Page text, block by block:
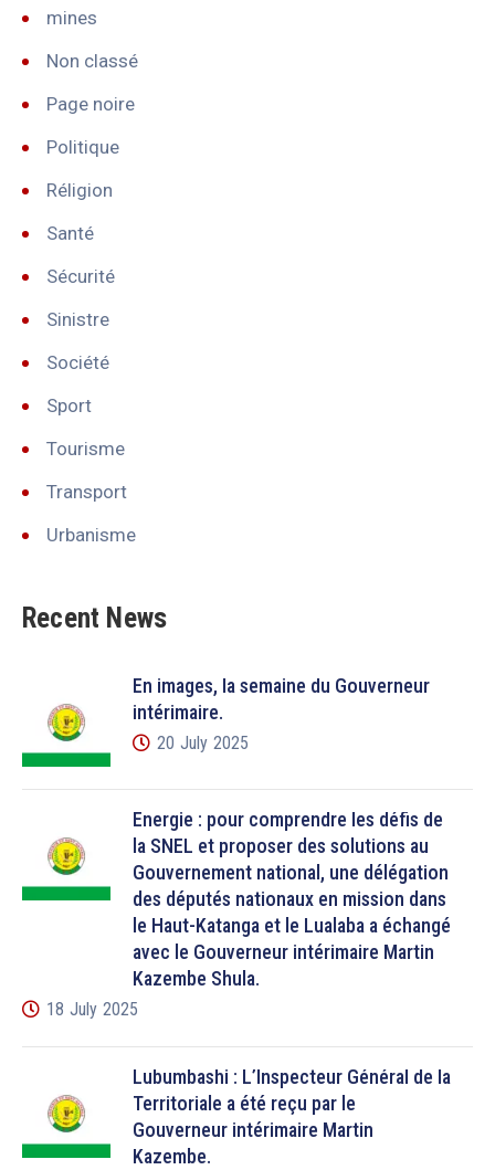
mines
Non classé
Page noire
Politique
Réligion
Santé
Sécurité
Sinistre
Société
Sport
Tourisme
Transport
Urbanisme
Recent News
En images, la semaine du Gouverneur
intérimaire.
20 July 2025
Énergie : pour comprendre les défis de
la SNEL et proposer des solutions au
Gouvernement national, une délégation
des députés nationaux en mission dans
le Haut-Katanga et le Lualaba a échangé
avec le Gouverneur intérimaire Martin
Kazembe Shula.
18 July 2025
Lubumbashi : L’Inspecteur Général de la
Territoriale a été reçu par le
Gouverneur intérimaire Martin
Kazembe.